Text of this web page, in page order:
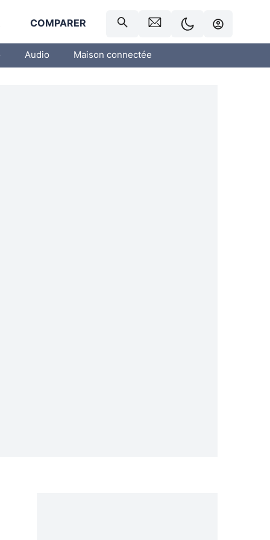
COMPARER
Audio Maison connectée